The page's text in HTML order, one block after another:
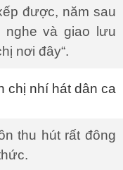
được, năm sau
và giao lưu
nơi đây“.
thu hút rất đông